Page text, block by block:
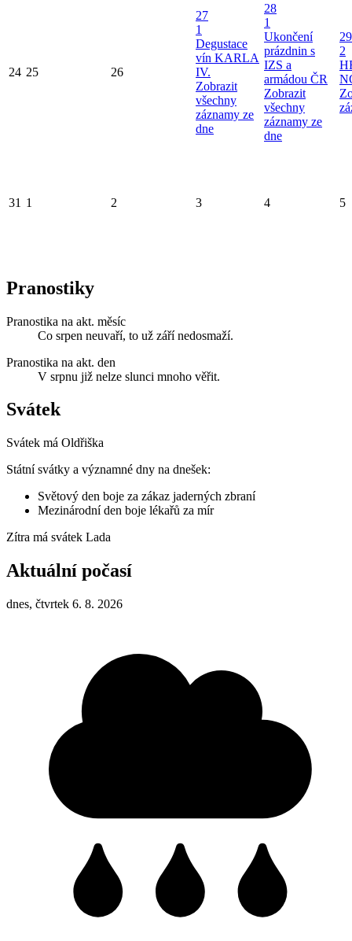
24 25 26
27
1
Degustace
vín KARLA
IV.
Zobrazit
všechny
záznamy ze
dne
28
1
Ukončení
prázdnin s
IZS a
armádou ČR
Zobrazit
všechny
záznamy ze
dne
29
2
31 1 2 3 4 5
Pranostiky
Pranostika na akt. měsíc
Co srpen neuvaří, to už září nedosmaží.
Pranostika na akt. den
V srpnu již nelze slunci mnoho věřit.
Svátek
Svátek má Oldřiška
Státní svátky a významné dny na dnešek:
Světový den boje za zákaz jaderných zbraní
Mezinárodní den boje lékařů za mír
Zítra má svátek Lada
Aktuální počasí
dnes, čtvrtek 6. 8. 2026